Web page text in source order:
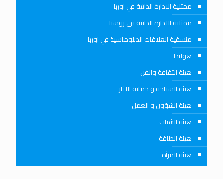
ممثلية الادارة الذاتية في اوربا
ممثلية الادارة الذاتية في روسيا
منسقية العلاقات الدبلوماسية في اوربا
هولندا
هيئة الثقافة والفن
هيئة السياحة و حماية الآثار
هيئة الشؤون و العمل
هيئة الشباب
هيئة الطاقة
هيئة المرأة